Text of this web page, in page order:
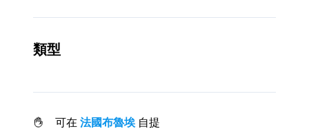
類型
可在 法國布魯埃 自提